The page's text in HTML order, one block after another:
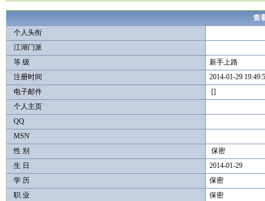
查
个人头衔
江湖门派
等 级
新手上路
注册时间
2014-01-29
电子邮件
[]
个人主页
QQ
MSN
性 别
保密
生 日
2014-01-29
学 历
保密
职 业
保密